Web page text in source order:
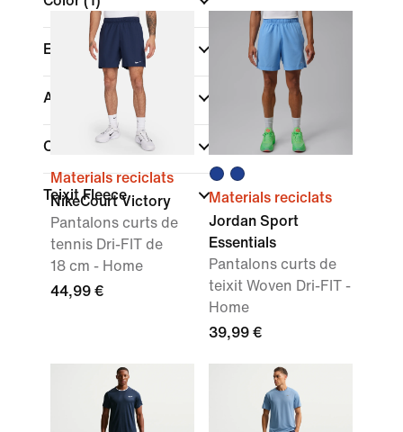
Esports
Ajust
Col·leccions
Teixit Fleece
Materials reciclats
NikeCourt Victory
Pantalons curts de
tennis Dri-FIT de
18 cm - Home
44,99 €
Materials reciclats
Jordan Sport
Essentials
Pantalons curts de
teixit Woven Dri-FIT -
Home
39,99 €